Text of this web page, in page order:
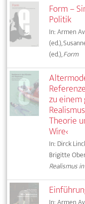
Form –
Politik
In: Armen
(ed.),
(ed.),Form
zu
Theorie
Wire‹
In: Dirck
Brigitte
Realismus